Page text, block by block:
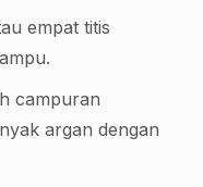
empat titis
campuran
argan dengan